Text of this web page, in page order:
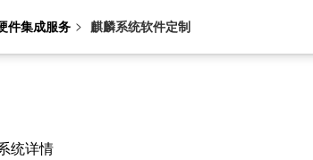
件集成服务 麒麟系统软件定制
统详情